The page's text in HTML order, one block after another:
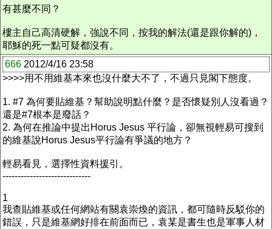
有甚麼不同？
樓主自己高清硬解，強說不同，按我的解法(還是跟你解的)，
耶穌的死一點可疑都沒有。
666 2012/4/16 23:58
>>>>用不用維基本來也沒什麼大不了，不過只見閣下態度。
1. #7 為何要貼維基？幫助說明點什麼？是否懷疑別人沒看過？
還是#7根本是廢話？
2. 為何在推論中提出Horus Jesus 平行論，卻無視輕易可搜到
的維基說Horus Jesus平行論有爭議的地方？
輕易看見，選擇性資料援引。
-----------------------------
1
我查貼維基或任何網站有關袁崇煥的資訊，都可隨時反駁你的
錯誤，只是維基網好排在前面而已，袁某是書生也是軍事人材